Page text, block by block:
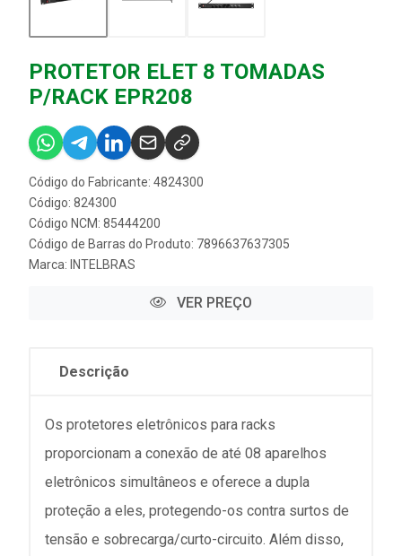
PROTETOR ELET 8 TOMADAS
P/RACK EPR208
Código do Fabricante: 4824300
Código: 824300
Código NCM: 85444200
Código de Barras do Produto: 7896637637305
Marca: INTELBRAS
VER PREÇO
Descrição
Os protetores eletrônicos para racks
proporcionam a conexão de até 08 aparelhos
eletrônicos simultâneos e oferece a dupla
proteção a eles, protegendo-os contra surtos de
tensão e sobrecarga/curto-circuito. Além disso,